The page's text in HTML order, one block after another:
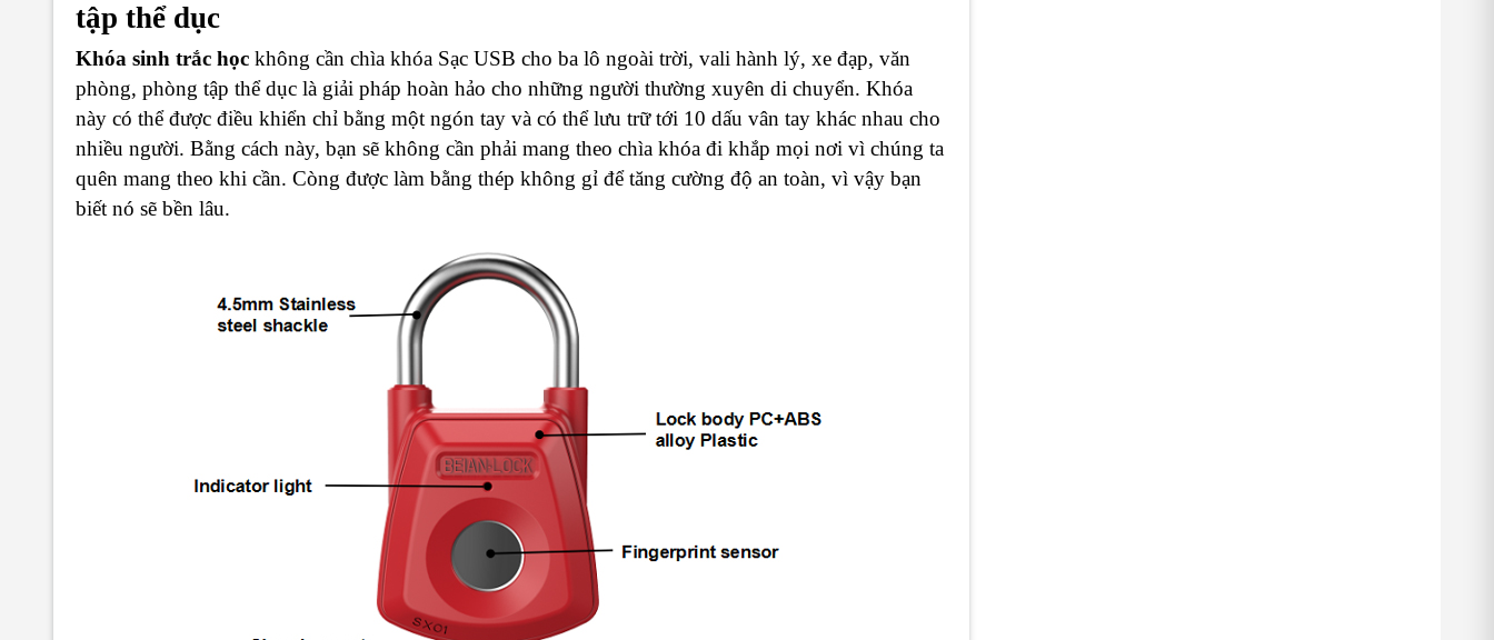
tập thể dục
Khóa sinh trắc học không cần chìa khóa Sạc USB cho ba lô ngoài trời, vali hành lý, xe đạp, văn
phòng, phòng tập thể dục là giải pháp hoàn hảo cho những người thường xuyên di chuyển. Khóa
này có thể được điều khiển chỉ bằng một ngón tay và có thể lưu trữ tới 10 dấu vân tay khác nhau cho
nhiều người. Bằng cách này, bạn sẽ không cần phải mang theo chìa khóa đi khắp mọi nơi vì chúng ta
quên mang theo khi cần. Còng được làm bằng thép không gỉ để tăng cường độ an toàn, vì vậy bạn
biết nó sẽ bền lâu.